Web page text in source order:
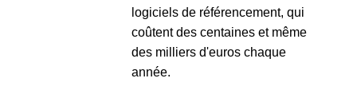
logiciels de référencement, qui
coûtent des centaines et même
des milliers d'euros chaque
année.